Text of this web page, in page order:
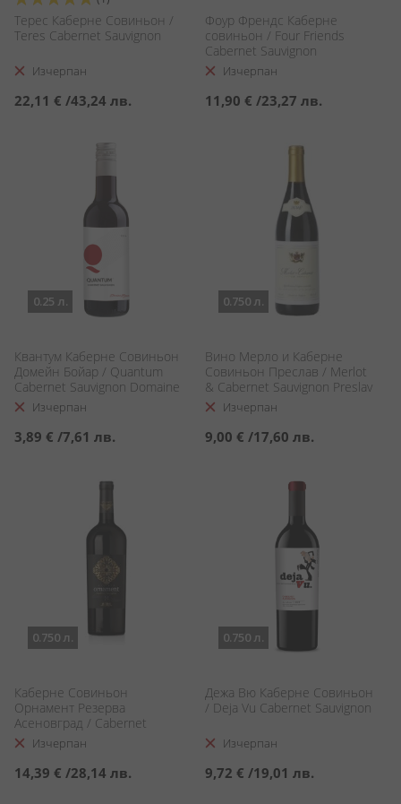
100%
Терес Каберне Совиньон /
Teres Cabernet Sauvignon
Изчерпан
22,11 € /43,24 лв.
Фоур Френдс Каберне
совиньон / Four Friends
Cabernet Sauvignon
Изчерпан
11,90 € /23,27 лв.
0.25 л.
Квантум Каберне Совиньон
Домейн Бойар / Quantum
Cabernet Sauvignon Domaine
BoyarИзчерпан
3,89 € /7,61 лв.
0.750 л.
Вино Мерло и Каберне
Совиньон Преслав / Merlot
& Cabernet Sauvignon Preslav
Изчерпан
9,00 € /17,60 лв.
0.750 л.
Каберне Совиньон
Орнамент Резерва
Асеновград / Cabernet
Sauvignon Ornament Reserve
Asenovgrad
Изчерпан
14,39 € /28,14 лв.
0.750 л.
Дежа Вю Каберне Совиньон
/ Deja Vu Cabernet Sauvignon
Изчерпан
9,72 € /19,01 лв.